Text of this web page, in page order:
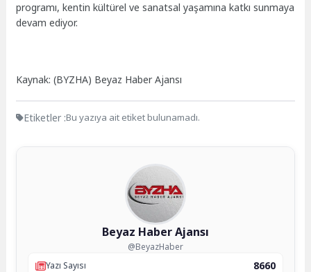
programı, kentin kültürel ve sanatsal yaşamına katkı sunmaya
devam ediyor.
Kaynak: (BYZHA) Beyaz Haber Ajansı
Etiketler :Bu yazıya ait etiket bulunamadı.
Beyaz Haber Ajansı
@BeyazHaber
Yazı Sayısı
8660